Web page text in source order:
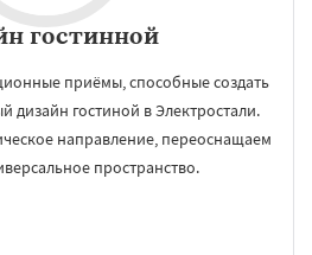
гостинной
приёмы, способные создать
дизайн гостиной в Электростали.
направление, переоснащаем
пространство.